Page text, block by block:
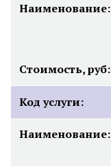
Наименование:
Стоимость, руб:
Код услуги:
Наименование: